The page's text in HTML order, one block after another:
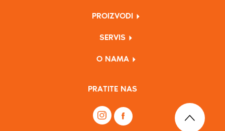
PROIZVODI
SERVIS
O NAMA
PRATITE NAS